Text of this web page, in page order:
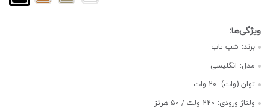
برند: شب تاب
مدل: انگلیسی
توان (وات): 20 وات
ولتاژ ورودی: 220 ولت / 50 هرتز